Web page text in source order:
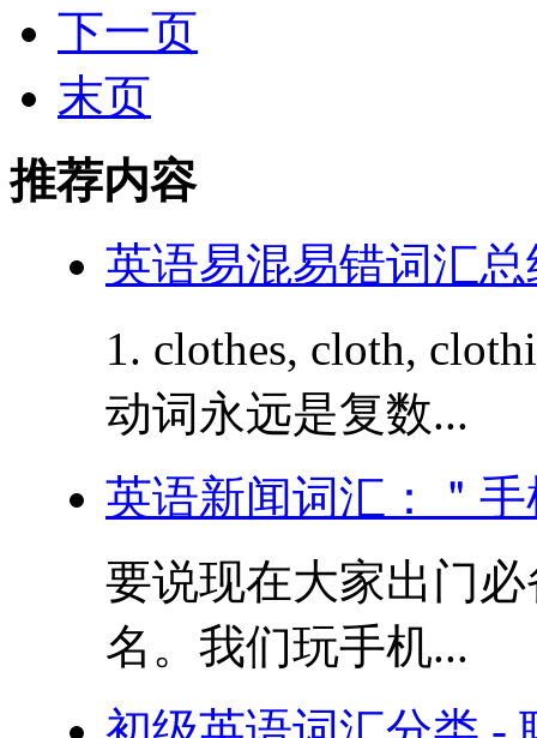
下一页
末页
推荐内容
英语易混易错词汇总
1. clothes, cloth,
动词永远是复数...
英语新闻词汇：＂
要说现在大家出门
名。我们玩手机...